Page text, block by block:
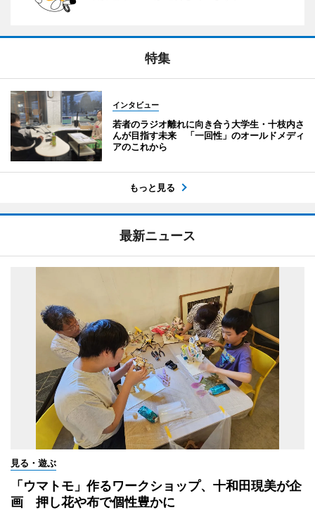
特集
インタビュー
若者のラジオ離れに向き合う大学生・十枝内さ
んが目指す未来 「一回性」のオールドメディ
アのこれから
もっと見る
最新ニュース
見る・遊ぶ
「ウマトモ」作るワークショップ、十和田現美が企
画 押し花や布で個性豊かに